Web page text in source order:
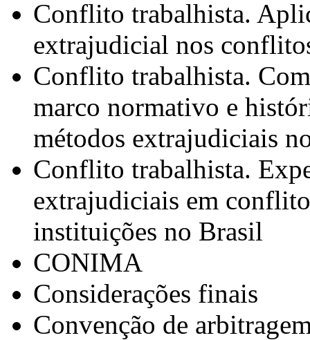
Conflito trabalhista.
extrajudicial nos
Conflito trabalhista.
marco normativo e
métodos extrajudiciais
Conflito trabalhista.
extrajudiciais em
instituições no Brasil
CONIMA
Considerações finais
Convenção de